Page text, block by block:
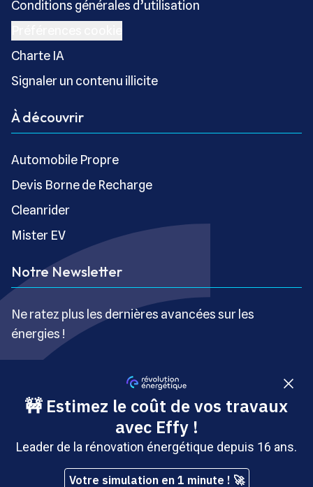
Conditions générales d’utilisation
Charte IA
Signaler un contenu illicite
À découvrir
Automobile Propre
Devis Borne de Recharge
Cleanrider
Mister EV
Notre Newsletter
Ne ratez plus les dernières avancées sur les
énergies !
S’inscrire gratuitement
Copyright © Révolution Énergétique - Tous droits réservés
- Site édité par Saabre SAS, une société du groupe